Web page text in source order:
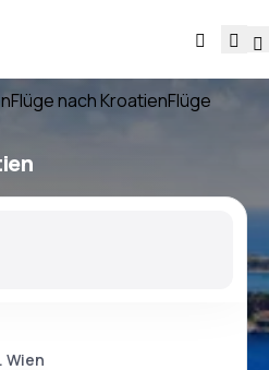
Flüge nach KroatienFlüge